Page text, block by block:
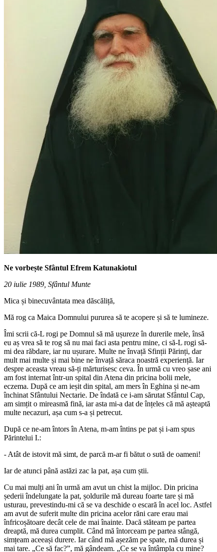
Ne vorbește Sfântul Efrem Katunakiotul
20 iulie 1989, Sfântul Munte
Mica și binecuvântata mea dăscăliță,
Mă rog ca Maica Domnului pururea să te acopere și să te lumineze.
Îmi scrii că-L rogi pe Domnul să mă ușureze în durerile mele, însă
eu aș vrea să te rog să nu mai faci asta pentru mine, ci să-L rogi să-
mi dea răbdare, iar nu ușurare. Multe ne învață Sfinții Părinți, dar
mult mai multe și mai bine ne învață săraca noastră experiență. Iar
despre aceasta vreau să-ți mărturisesc ceva. În urmă cu vreo șase ani
am fost internat într-un spital din Atena din pricina bolii mele,
eczema. După ce am ieșit din spital, am mers în Eghina și ne-am
închinat Sfântului Nectarie. De îndată ce i-am sărutat Sfântul Cap,
am simțit o mireasmă fină, iar asta mi-a dat de înțeles că mă așteaptă
multe necazuri, așa cum s-a și petrecut.
După ce ne-am întors în Atena, m-am întins pe pat și i-am spus
Părintelui I.:
- Atât de istovit mă simt, de parcă m-ar fi bătut o sută de oameni!
Iar de atunci până astăzi zac la pat, așa cum știi.
Cu mai mulți ani în urmă am avut un chist la mijloc. Din pricina
șederii îndelungate la pat, șoldurile mă dureau foarte tare și mă
usturau, prevestindu-mi că se va deschide o escară în acel loc. Astfel
am avut de suferit multe din pricina acelor răni care erau mai
înfricoșătoare decât cele de mai înainte. Dacă stăteam pe partea
dreaptă, mă durea cumplit. Când mă întorceam pe partea stângă,
simțeam aceeași durere. Iar când mă așezăm pe spate, mă durea și
mai tare. „Ce să fac?”, mă gândeam. „Ce se va întâmpla cu mine?